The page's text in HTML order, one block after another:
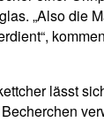
„Also die